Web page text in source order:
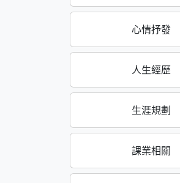
心情抒發
人生經歷
生涯規劃
課業相關